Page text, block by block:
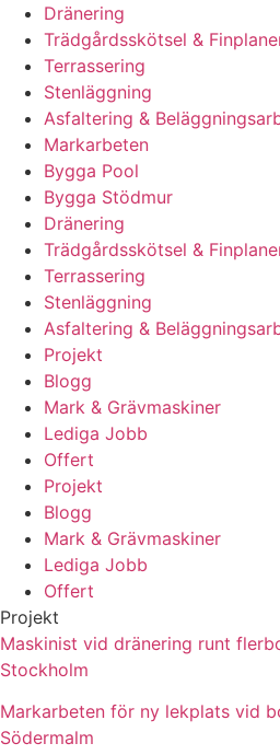
Dränering
Trädgårdsskötsel &
Terrassering
Stenläggning
Asfaltering &
Markarbeten
Bygga Pool
Bygga Stödmur
Dränering
Trädgårdsskötsel &
Terrassering
Stenläggning
Asfaltering &
Projekt
Blogg
Mark & Grävmaskiner
Lediga Jobb
Offert
Projekt
Blogg
Mark & Grävmaskiner
Lediga Jobb
Offert
Projekt
Maskinist vid dränering runt
Stockholm
Markarbeten för ny lekplats vid
Södermalm